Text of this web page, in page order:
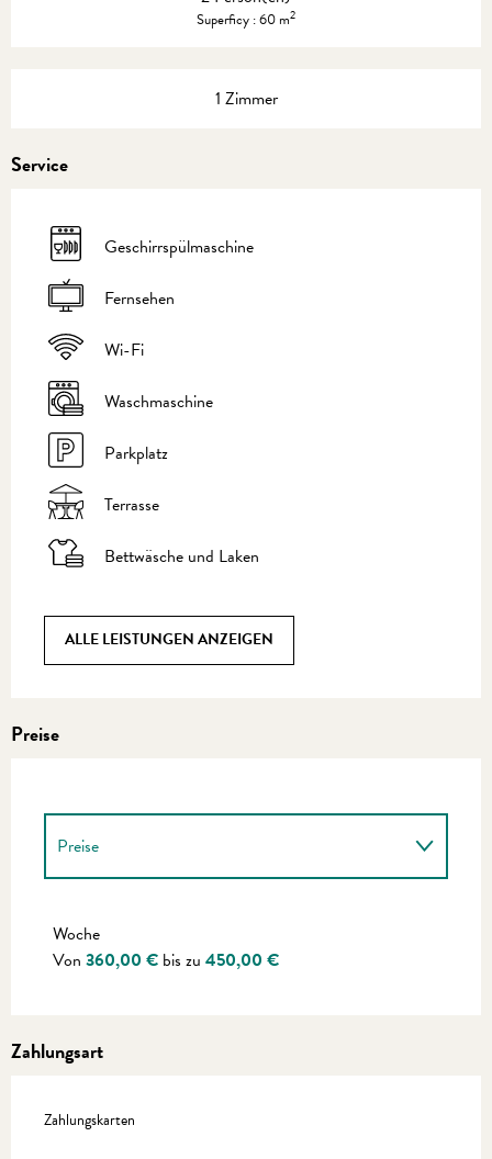
Superficy : 60 m2
1 Zimmer
Service
Geschirrspülmaschine
Fernsehen
Wi-Fi
Waschmaschine
Parkplatz
Terrasse
Bettwäsche und Laken
ALLE LEISTUNGEN ANZEIGEN
Preise
Preise
Woche
Von 360,00 € bis zu 450,00 €
Zahlungsart
Zahlungskarten